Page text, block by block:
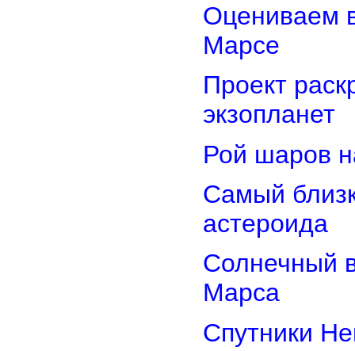
Оцениваем
Марсе
Проект
экзопланет
Рой шаров
Самый
астероида
Солнечный
Марса
Спутники